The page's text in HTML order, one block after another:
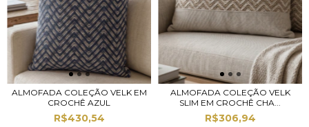
ALMOFADA COLEÇÃO VELK EM
CROCHÊ AZUL
R$430,54
ALMOFADA COLEÇÃO VELK
SLIM EM CROCHÊ CHA...
R$306,94